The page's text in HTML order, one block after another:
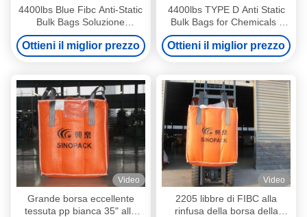
4400lbs Blue Fibc Anti-Static
Bulk Bags Soluzione
durevole per l'imballaggio
Ottieni il miglior prezzo
4400lbs TYPE D Anti Static
Bulk Bags for Chemicals -
Reliable and Durable
Solution
Ottieni il miglior prezzo
Video
Grande borsa eccellente
tessuta pp bianca 35" alla
Video
2205 libbre di FIBC alla
rinfusa della borsa della